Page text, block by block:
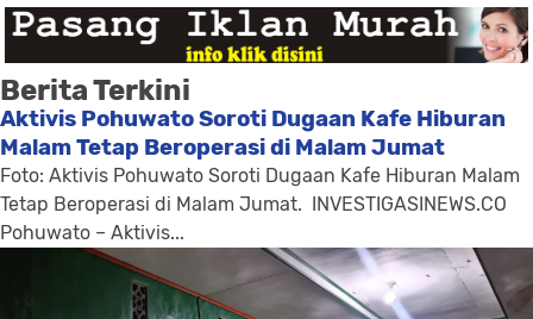
Berita Terkini
Aktivis Pohuwato Soroti Dugaan Kafe Hiburan
Malam Tetap Beroperasi di Malam Jumat
Foto: Aktivis Pohuwato Soroti Dugaan Kafe Hiburan Malam
Tetap Beroperasi di Malam Jumat. INVESTIGASINEWS.CO
Pohuwato – Aktivis...